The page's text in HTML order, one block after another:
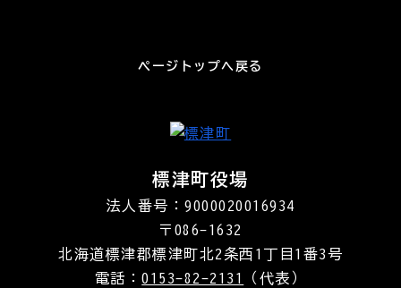
ページトップへ戻る
標津町役場
法人番号：9000020016934
〒086-1632
北海道標津郡標津町北2条西1丁目1番3号
電話：0153-82-2131 （代表）